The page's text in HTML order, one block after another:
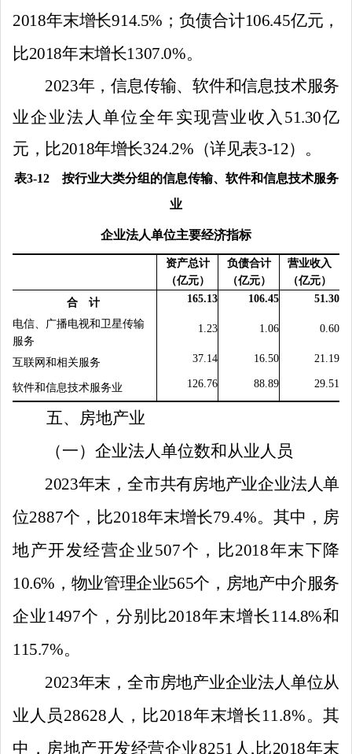
2018年末增长914.5% ；负债合计106.45亿元，
比2018年末增长1307.0%。
2023年，信息传输、软件和信息技术服务
业企业法人单位全年实现营业收入 51.30亿
元，比2018年增长324.2% （详见表3-12）。
表3-12按行业大类分组的信息传输、软件和信息技术服务
业
企业法人单位主要经济指标
资产总计
（亿元）
负债合计
（亿元）
营业收入
（亿元）
合 计
165.13 106.45 51.30
电信、广播电视和卫星传输
服务
1.23 1.06 0.60
互联网和相关服务 37.14 16.50 21.19
软件和信息技术服务业 126.76 88.89 29.51
五、房地产业
（一）企业法人单位数和从业人员
2023年末，全市共有房地产业企业法人单
位2887个，比2018年末增长79.4%。其中，房
地产开发经营企业507个，比2018年末下降
10.6% ，物业管理企业565个，房地产中介服务
企业1497个，分别比2018年末增长114.8%和
115.7%。
2023年末，全市房地产业企业法人单位从
业人员28628 人，比2018年末增长11.8%。其
中，房地产开发经营企业8251 人, 比2018年末